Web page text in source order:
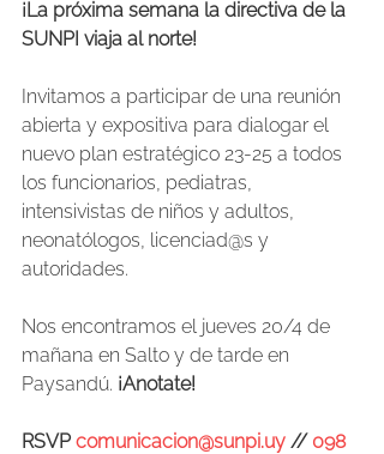
¡La próxima semana la directiva de la
SUNPI viaja al norte!
Invitamos a participar de una reunión
abierta y expositiva para dialogar el
nuevo plan estratégico 23-25 a todos
los funcionarios, pediatras,
intensivistas de niños y adultos,
neonatólogos, licenciad@s y
autoridades.
Nos encontramos el jueves 20/4 de
mañana en Salto y de tarde en
Paysandú. ¡Anotate!
RSVP comunicacion@sunpi.uy // 098